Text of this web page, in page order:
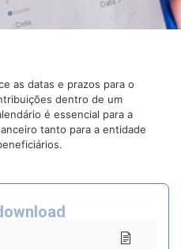
as datas e prazos para o
dentro de um
é essencial para a
tanto para a entidade